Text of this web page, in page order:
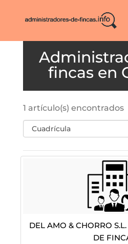
1 artículo(s) encontrados
Del Amo & Chorro
De